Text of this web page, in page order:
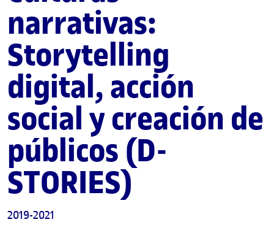
UOC Alumni
UOC Media
ES
narrativas:
Storytelling
digital, acción
social y creación de
públicos (D-
STORIES)
2019-2021